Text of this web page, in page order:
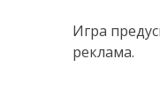
Игра
реклама.